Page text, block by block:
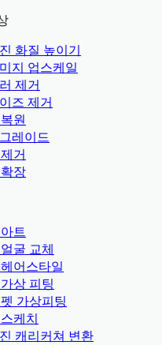
화질 높이기
지 업스케일
제거
즈 제거
원
레이드
거
장
트
굴 교체
어스타일
상 피팅
가상피팅
케치
캐리커쳐 변환